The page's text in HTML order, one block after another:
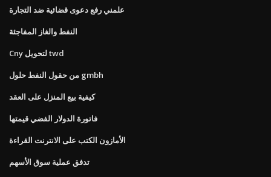
علمني رفع دعوى قضائية ضد التجارة
النفط والغاز المفاجئة
Cny لتحويل twd
من حقول النفط حلول gmbh
كيفية بيع المنزل على العقد
فاتورة الدولار الفضي قيمتها
الأمازون الكتب على الانترنت القراءة
تدفق عملية سوق الأسهم